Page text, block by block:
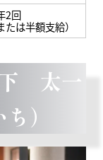
2回
は半額支給）
太一
）